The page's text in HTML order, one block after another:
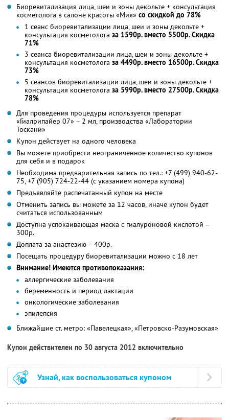
Биоревитализация лица, шеи и зоны декольте + консультация
косметолога в салоне красоты «Мия» со скидкой до 78%
1 сеанс биоревитализации лица, шеи и зоны декольте +
консультация косметолога за 1590р. вместо 5500р. Скидка
71%
3 сеанса биоревитализации лица, шеи и зоны декольте +
консультация косметолога за 4490р. вместо 16500р. Скидка
73%
5 сеансов биоревитализации лица, шеи и зоны декольте +
консультация косметолога за 5990р. вместо 27500р. Скидка
78%
Для проведения процедуры используется препарат
«Гиалрипайер 07» – 2 мл, производства «Лаборатории
Тоскани»
Купон действует на одного человека
Вы можете приобрести неограниченное количество купонов
для себя и в подарок
Необходима предварительная запись по тел.: +7 (499) 940-62-
75, +7 (905) 724-22-44 (с указанием номера купона)
Предъявляйте распечатанный купон на месте
Отменить запись вы можете за 12 часов, иначе купон будет
считаться использованным
Доступна успокаивающая маска с гиалуроновой кислотой –
300р.
Доплата за анастезию – 400р.
Посещать процедуру биоревитализации можно с 18 лет
Внимание! Имеются противопоказания:
аллергические заболевания
беременность и период лактации
онкологические заболевания
эпилепсия
Ближайшие ст. метро: «Павелецкая», «Петровско-Разумовская»
Купон действителен по 30 августа 2012 включительно
Узнай, как воспользоваться купоном